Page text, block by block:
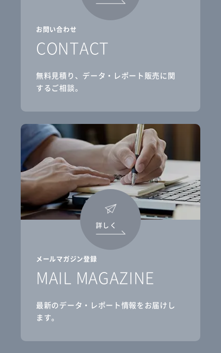
お問い合わせ
CONTACT
無料見積り、データ・レポート販売に関
するご相談。
メールマガジン登録
MAIL MAGAZINE
最新のデータ・レポート情報をお届けし
ます。
詳しく